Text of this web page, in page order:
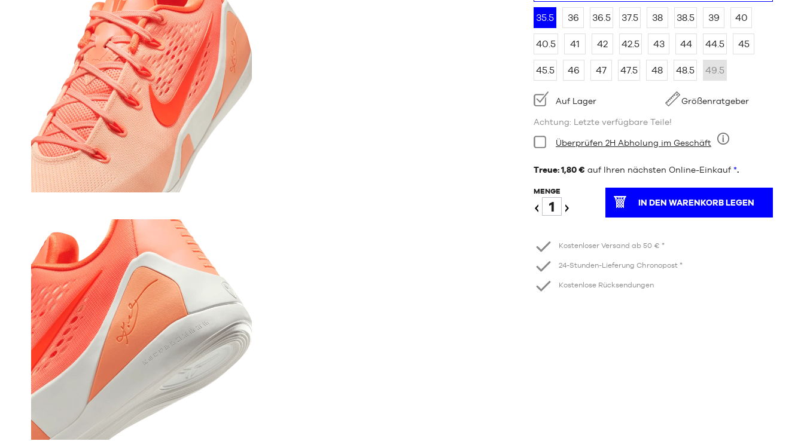
35.5 36 36.5 37.5 38 38.5 39 40
40.5 41 42 42.5 43 44 44.5 45
45.5 46 47 47.5 48 48.5 49.5
Verfügbarkeit:
Auf Lager Größenratgeber
Achtung: Letzte verfügbare Teile!
Bedingung:
Neun
Überprüfen 2H Abholung im Geschäft
Treue: 1,80 € auf Ihren nächsten Online-Einkauf *.
MENGE
IN DEN WARENKORB LEGEN
Kostenloser Versand ab 50 € *
24-Stunden-Lieferung Chronopost *
Kostenlose Rücksendungen